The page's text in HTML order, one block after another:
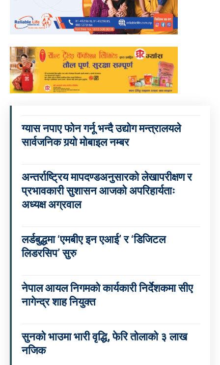
ग्यास नपाए फोन गर्नू भन्दै उद्योग मन्त्रालयले
सार्वजनिक गर्‍यो मोबाइल नम्बर
अन्तर्राष्ट्रिय मापदण्डअनुसारको लेखापरीक्षण र
प्रभावकारी सुशासन आजको अपरिहार्यताः
अध्यक्ष अग्रवाल
लर्डबुद्धमा ‘एमबीए इन एआई’ र ‘डिजिटल
लिडरसिप’ सुरु
नेपाल आयल निगमको कार्यकारी निर्देशकमा सीए
नागेन्द्र शाह नियुक्त
सुनको भाउमा भारी वृद्धि, फेरि तोलाको ३ लाख
नजिक